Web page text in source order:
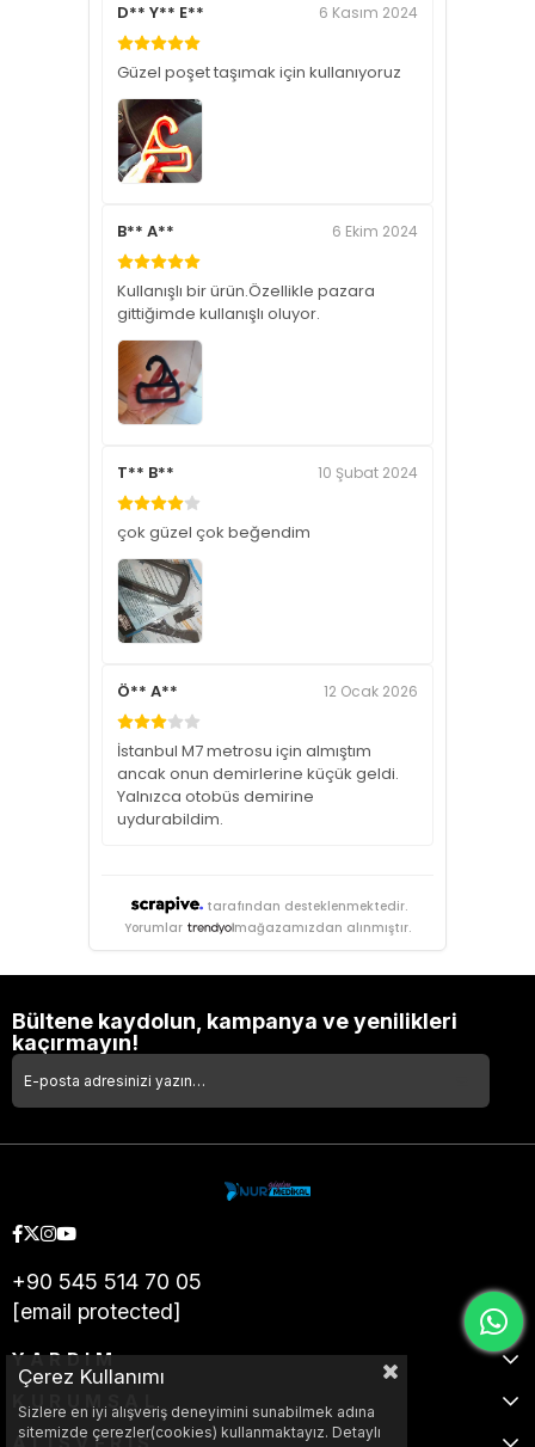
D** Y** E** 6 Kasım 2024
Güzel poşet taşımak için kullanıyoruz
B** A** 6 Ekim 2024
Kullanışlı bir ürün.Özellikle pazara
gittiğimde kullanışlı oluyor.
T** B** 10 Şubat 2024
çok güzel çok beğendim
Ö** A** 12 Ocak 2026
İstanbul M7 metrosu için almıştım
ancak onun demirlerine küçük geldi.
Yalnızca otobüs demirine
uydurabildim.
tarafından desteklenmektedir.
Yorumlar
mağazamızdan alınmıştır.
Bültene kaydolun, kampanya ve yenilikleri
kaçırmayın!
+90 545 514 70 05
[email protected]
YARDIM
ALIŞVERİŞ
Çerez Kullanımı
Sizlere en iyi alışveriş deneyimini sunabilmek adına
sitemizde çerezler(cookies) kullanmaktayız. Detaylı